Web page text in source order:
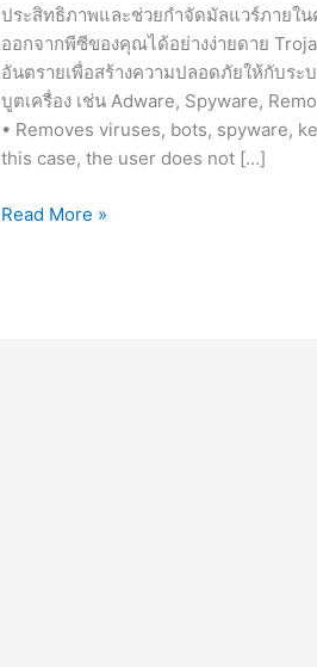
ประสิทธิภาพและช่วยกำจัดมัลแวร์ภายใ
ออกจากพีซีของคุณได้อย่างง่ายดาย
อันตรายเพื่อสร้างความปลอดภัยให้กับร
บูตเครื่อง เช่น Adware, Spyware,
• Removes viruses, bots, spyware,
this case, the user does not […]
Trojan
Read More »